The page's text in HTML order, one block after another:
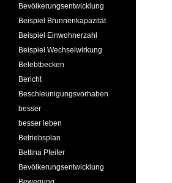
Bevölkerungsentwicklung
Beispiel Brunnenkapazität
Beispiel Einwohnerzahl
Beispiel Wechselwirkung
Belebtbecken
Bericht
Beschleunigungsvorhaben
besser
besser leben
Betriebsplan
Bettina Pfeifer
Bevölkerungsentwicklung